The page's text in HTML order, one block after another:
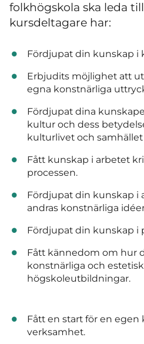
folkhögskola ska leda
kursdeltagare har:
Fördjupat din kunskap i
Erbjudits möjlighet att
egna konstnärliga
Fördjupat dina
kultur och dess
kulturlivet och samhället
Fått kunskap i arbetet
processen.
Fördjupat din kunskap i
andras konstnärliga
Fördjupat din kunskap i
Fått kännedom om hur
konstnärliga och
högskoleutbildningar.
Fått en start för en egen
verksamhet.